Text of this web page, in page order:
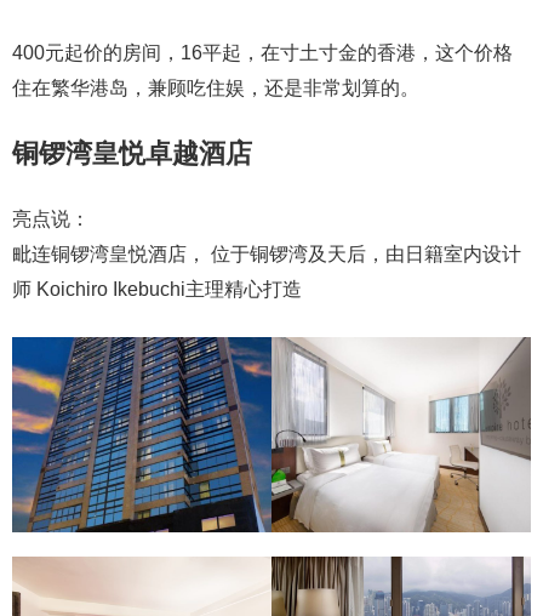
400元起价的房间，16平起，在寸土寸金的香港，这个价格
住在繁华港岛，兼顾吃住娱，还是非常划算的。
铜锣湾皇悦卓越酒店
亮点说：
毗连铜锣湾皇悦酒店， 位于铜锣湾及天后，由日籍室内设计
师 Koichiro Ikebuchi主理精心打造